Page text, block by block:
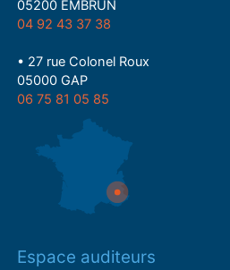
05200 EMBRUN
04 92 43 37 38
• 27 rue Colonel Roux
05000 GAP
06 75 81 05 85
Espace auditeurs